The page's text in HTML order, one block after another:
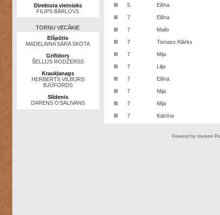
Direktora vietnieks
FILIPS BĀRLOVS
TORŅU VECĀKIE
Elšpūtis
MADELAINA SĀRA SKOTA
Grifidors
ŠELLIJS RODŽERSS
Kraukļanags
HERBERTS VILBURS
BJŪFORDS
Slīdenis
DARENS O’SALIVANS
■ 5 Eilīna
■ 7 Eilīna
■ 7 Mailo
■ 7 Tomass Klārks
■ 7 Mija
■ 7 Lilja
■ 7 Eilīna
■ 7 Mija
■ 7 Mija
■ 7 Katrīna
Powered by Invision